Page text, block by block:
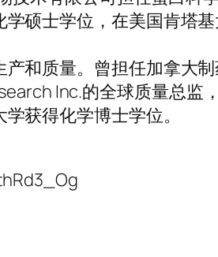
硕士学位，在美国肯塔
和质量。曾担任加拿大
Inc.的全球质量总监
获得化学博士学位。